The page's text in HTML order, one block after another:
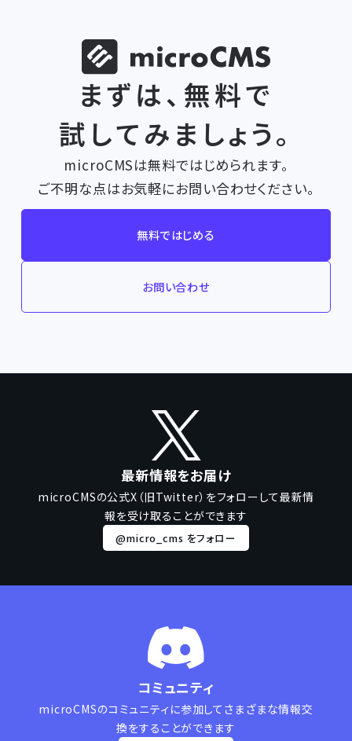
まずは、無料で
試してみましょう。
microCMSは無料ではじめられます。
ご不明な点はお気軽にお問い合わせください。
無料ではじめる
お問い合わせ
最新情報をお届け
microCMSの公式X（旧Twitter）をフォローして最新情
報を受け取ることができます
@micro_cms をフォロー
コミュニティ
microCMSのコミュニティに参加して さまざまな情報交
換をすることができます